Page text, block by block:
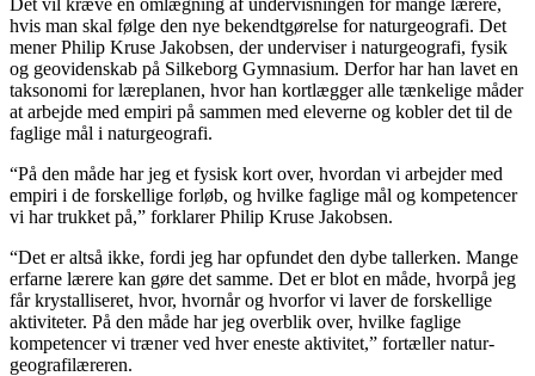
hvis man skal følge den nye bekendt­gørelse for naturgeografi. Det
mener Philip Kruse Jakobsen, der underviser i natur­geografi, fysik
og geovidenskab på Silkeborg Gymnasium. Derfor har han lavet en
taksonomi for læreplanen, hvor han kortlægger alle tænke­lige måder
at arbejde med empiri på sammen med eleverne og kobler det til de
faglige mål i naturgeografi.
“På den måde har jeg et fysisk kort over, hvordan vi arbejder med
empiri i de forskellige forløb, og hvilke faglige mål og kompetencer
vi har trukket på,” forklarer Philip Kruse Jakobsen.
“Det er altså ikke, fordi jeg har opfundet den dybe tallerken. Mange
erfarne lærere kan gøre det samme. Det er blot en måde, hvorpå jeg
får krystal­liseret, hvor, hvornår og hvorfor vi laver de forskellige
aktiviteter. På den måde har jeg overblik over, hvilke faglige
kompetencer vi træner ved hver eneste aktivitet,” fortæller natur­
geografi­læreren.